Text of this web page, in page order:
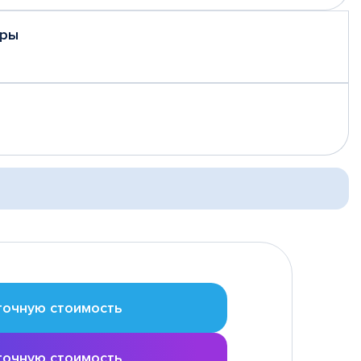
стоимость
стоимость